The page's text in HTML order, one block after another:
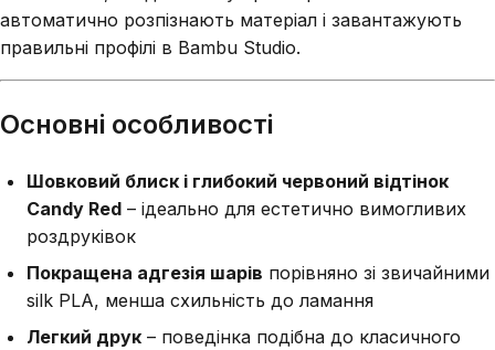
автоматично розпізнають матеріал і завантажують
правильні профілі в Bambu Studio.
Основні особливості
Шовковий блиск і глибокий червоний відтінок
Candy Red – ідеально для естетично вимогливих
роздруківок
Покращена адгезія шарів порівняно зі звичайними
silk PLA, менша схильність до ламання
Легкий друк – поведінка подібна до класичного